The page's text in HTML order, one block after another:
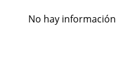
No hay información